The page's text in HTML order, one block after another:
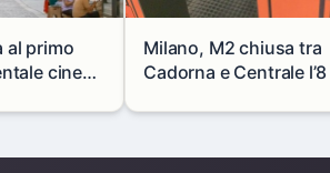
al primo
cinese
Milano, M2 chiusa tra
Cadorna e Centrale
alternative